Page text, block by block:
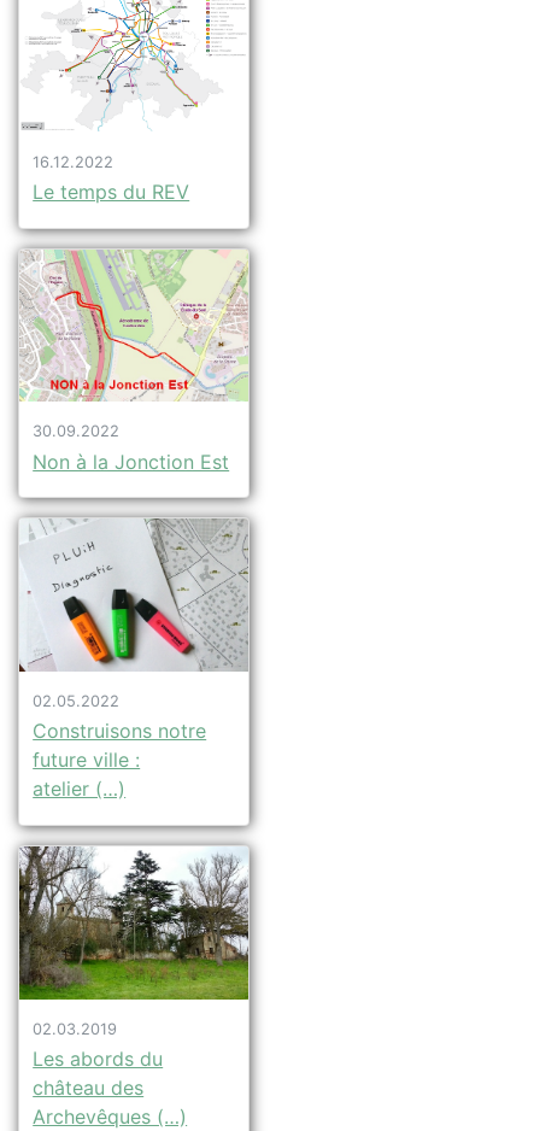
16.12.2022
Le temps du REV
30.09.2022
Non à la Jonction Est
02.05.2022
Construisons notre
future ville :
atelier (…)
02.03.2019
Les abords du
château des
Archevêques (…)